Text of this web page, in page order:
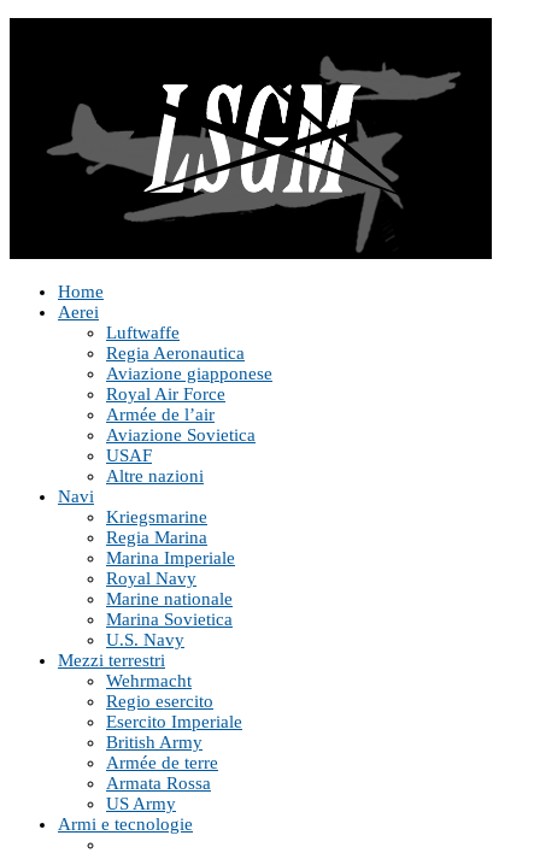
Home
Aerei
Luftwaffe
Regia Aeronautica
Aviazione giapponese
Royal Air Force
Armée de l’air
Aviazione Sovietica
USAF
Altre nazioni
Navi
Kriegsmarine
Regia Marina
Marina Imperiale
Royal Navy
Marine nationale
Marina Sovietica
U.S. Navy
Mezzi terrestri
Wehrmacht
Regio esercito
Esercito Imperiale
British Army
Armée de terre
Armata Rossa
US Army
Armi e tecnologie